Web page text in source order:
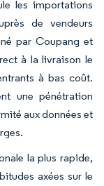
les importations
de vendeurs
par Coupang et
à la livraison le
à bas coût.
une pénétration
aux données et
la plus rapide,
axées sur le